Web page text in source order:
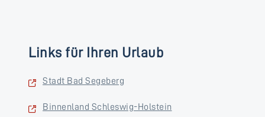
Links für Ihren Urlaub
Stadt Bad Segeberg
Binnenland Schleswig-Holstein